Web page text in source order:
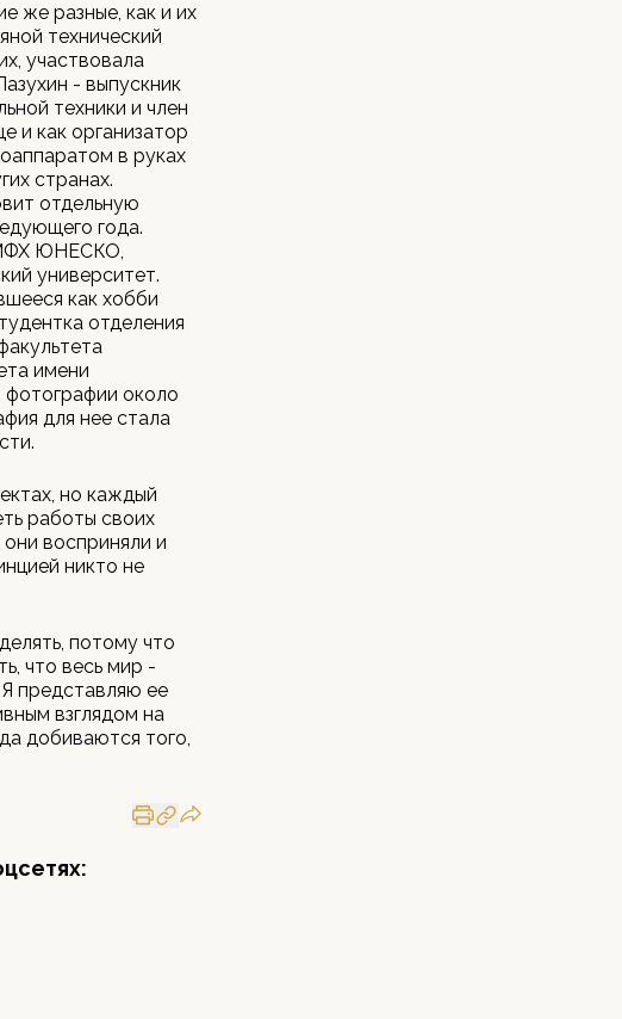
же разные, как и их
технический
участвовала
- выпускник
техники и член
и как организатор
в руках
странах.
отдельную
года.
ЮНЕСКО,
университет.
как хобби
отделения
имени
около
для нее стала
но каждый
работы своих
восприняли и
никто не
потому что
что весь мир -
представляю ее
взглядом на
добиваются того,